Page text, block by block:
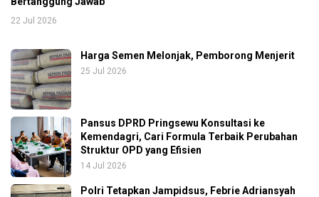
22 Jul 2026
Harga Semen Melonjak, Pemborong Menjerit
25 Jul 2026
Pansus DPRD Pringsewu Konsultasi ke
Kemendagri, Cari Formula Terbaik Perubahan
Struktur OPD yang Efisien
14 Jul 2026
Polri Tetapkan Jampidsus, Febrie Adriansyah